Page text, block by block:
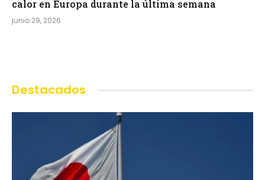
calor en Europa durante la última semana
junio 29, 2026
Destacados